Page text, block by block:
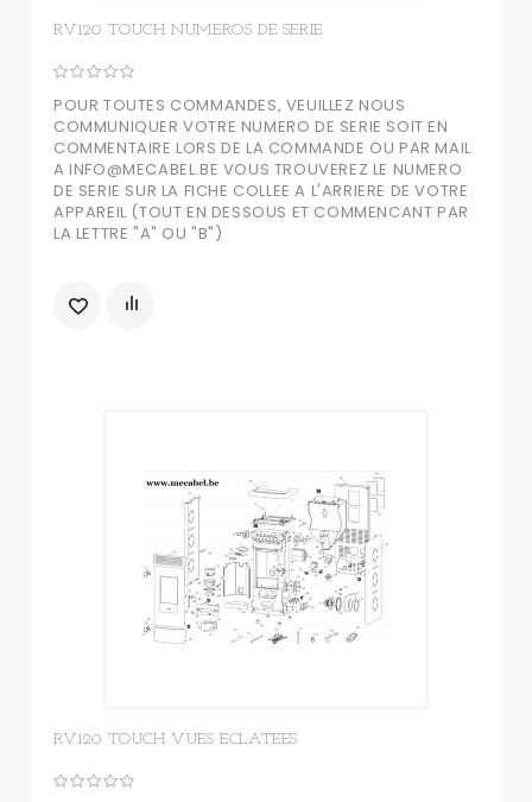
RV120 TOUCH NUMEROS DE SERIE
POUR TOUTES COMMANDES, VEUILLEZ NOUS
COMMUNIQUER VOTRE NUMERO DE SERIE SOIT EN
COMMENTAIRE LORS DE LA COMMANDE OU PAR MAIL
A INFO@MECABEL.BE VOUS TROUVEREZ LE NUMERO
DE SERIE SUR LA FICHE COLLEE A L'ARRIERE DE VOTRE
APPAREIL (TOUT EN DESSOUS ET COMMENCANT PAR
LA LETTRE "A" OU "B")
RV120 TOUCH VUES ECLATEES